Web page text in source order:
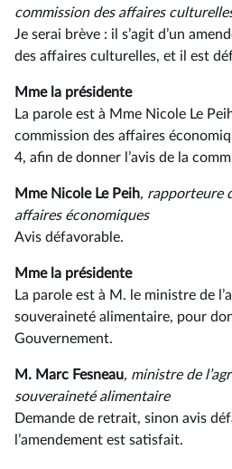
commission des affaires
Je serai brève : il s’agit d’un
des affaires culturelles, et il est
Mme la présidente
La parole est à Mme Nicole Le
commission des affaires
4, afin de donner l’avis de la
Mme Nicole Le Peih, rapporteure
affaires économiques
Avis défavorable.
Mme la présidente
La parole est à M. le ministre de
souveraineté alimentaire, pour
Gouvernement.
M. Marc Fesneau, ministre de
souveraineté alimentaire
Demande de retrait, sinon avis
l’amendement est satisfait.